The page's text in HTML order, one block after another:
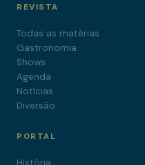
REVISTA
Todas as matérias
Gastronomia
Shows
Agenda
Notícias
Diversão
PORTAL
História